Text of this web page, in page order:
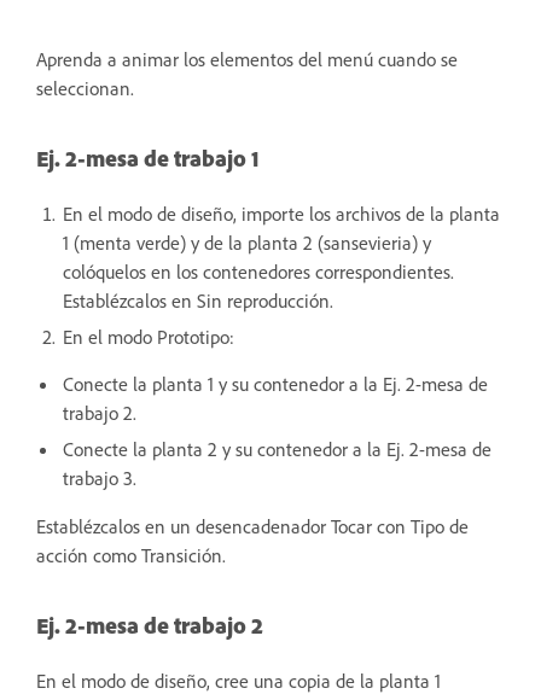
Aprenda a animar los elementos del menú cuando se
seleccionan.
Ej. 2-mesa de trabajo 1
En el modo de diseño, importe los archivos de la planta
1 (menta verde) y de la planta 2 (sansevieria) y
colóquelos en los contenedores correspondientes.
Establézcalos en Sin reproducción.
En el modo Prototipo:
Conecte la planta 1 y su contenedor a la Ej. 2-mesa de
trabajo 2.
Conecte la planta 2 y su contenedor a la Ej. 2-mesa de
trabajo 3.
Establézcalos en un desencadenador Tocar con Tipo de
acción como Transición.
Ej. 2-mesa de trabajo 2
En el modo de diseño, cree una copia de la planta 1